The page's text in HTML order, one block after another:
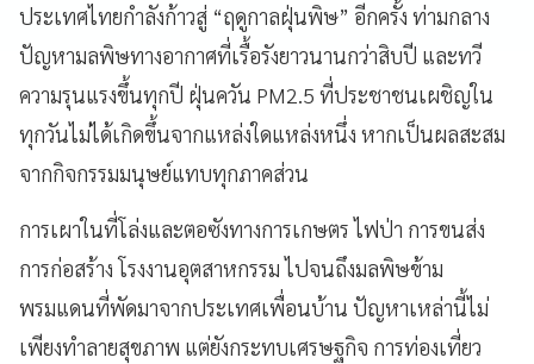
ประเทศไทยกำลังก้าวสู่ “ฤดูกาลฝุ่นพิษ” อีกครั้ง ท่ามกลาง
ปัญหามลพิษทางอากาศที่เรื้อรังยาวนานกว่าสิบปี และทวี
ความรุนแรงขึ้นทุกปี ฝุ่นควัน PM2.5 ที่ประชาชนเผชิญใน
ทุกวันไม่ได้เกิดขึ้นจากแหล่งใดแหล่งหนึ่ง หากเป็นผลสะสม
จากกิจกรรมมนุษย์แทบทุกภาคส่วน
การเผาในที่โล่งและตอซังทางการเกษตร ไฟป่า การขนส่ง
การก่อสร้าง โรงงานอุตสาหกรรม ไปจนถึงมลพิษข้าม
พรมแดนที่พัดมาจากประเทศเพื่อนบ้าน ปัญหาเหล่านี้ไม่
เพียงทำลายสุขภาพ แต่ยังกระทบเศรษฐกิจ การท่องเที่ยว